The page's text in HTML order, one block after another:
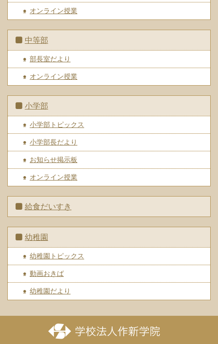
オンライン授業
中等部
部長室だより
オンライン授業
小学部
小学部トピックス
小学部長だより
お知らせ掲示板
オンライン授業
給食だいすき
幼稚園
幼稚園トピックス
動画おきば
幼稚園だより